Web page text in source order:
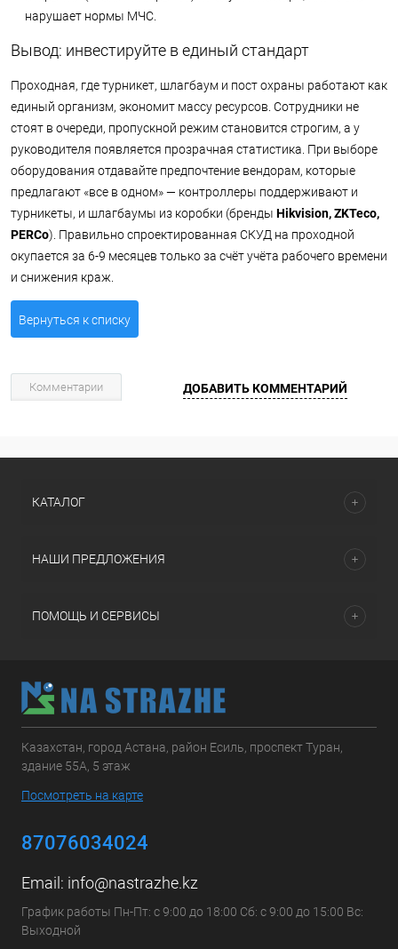
нарушает нормы МЧС.
Вывод: инвестируйте в единый стандарт
Проходная, где турникет, шлагбаум и пост охраны работают как
единый организм, экономит массу ресурсов. Сотрудники не
стоят в очереди, пропускной режим становится строгим, а у
руководителя появляется прозрачная статистика. При выборе
оборудования отдавайте предпочтение вендорам, которые
предлагают «все в одном» — контроллеры поддерживают и
турникеты, и шлагбаумы из коробки (бренды Hikvision, ZKTeco,
PERCo). Правильно спроектированная СКУД на проходной
окупается за 6-9 месяцев только за счёт учёта рабочего времени
и снижения краж.
Вернуться к списку
Комментарии ДОБАВИТЬ КОММЕНТАРИЙ
КАТАЛОГ
НАШИ ПРЕДЛОЖЕНИЯ
ПОМОЩЬ И СЕРВИСЫ
Казахстан, город Астана, район Есиль, проспект Туран,
здание 55А, 5 этаж
Посмотреть на карте
87076034024
Email: info@nastrazhe.kz
График работы Пн-Пт: с 9:00 до 18:00 Сб: с 9:00 до 15:00 Вс:
Выходной